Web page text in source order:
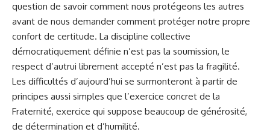
question de savoir comment nous protégeons les autres
avant de nous demander comment protéger notre propre
confort de certitude. La discipline collective
démocratiquement définie n’est pas la soumission, le
respect d’autrui librement accepté n’est pas la fragilité.
Les difficultés d’aujourd’hui se surmonteront à partir de
principes aussi simples que l’exercice concret de la
Fraternité, exercice qui suppose beaucoup de générosité,
de détermination et d’humilité.